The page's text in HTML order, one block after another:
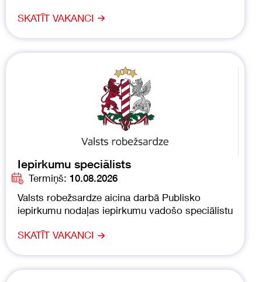
SKATĪT VAKANCI
Iepirkumu speciālists
Termiņš: 10.08.2026
Valsts robežsardze aicina darbā Publisko
iepirkumu nodaļas iepirkumu vadošo speciālistu
SKATĪT VAKANCI